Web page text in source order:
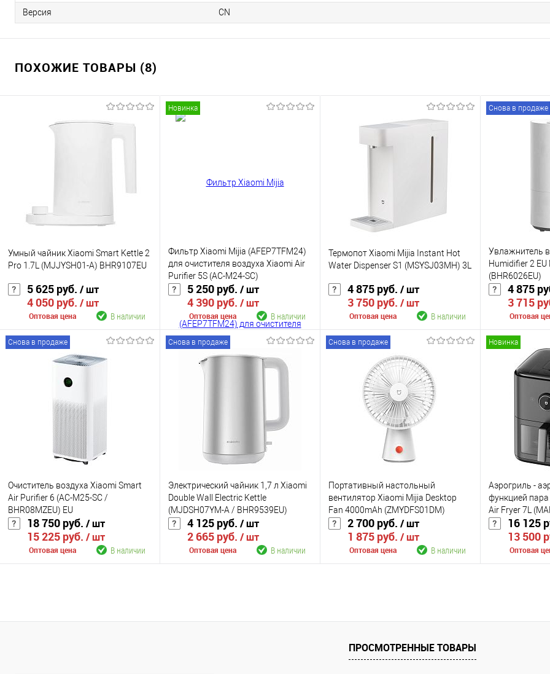
Версия CN
ПОХОЖИЕ ТОВАРЫ (8)
Умный чайник Xiaomi Smart Kettle 2
Pro 1.7L (MJJYSH01-A) BHR9107EU
5 625 руб. / шт
4 050 руб. / шт
Оптовая цена В наличии
В корзину
К сравнению
В избранное
В наличии
Новинка
Фильтр Xiaomi Mijia (AFEP7TFM24)
для очистителя воздуха Xiaomi Air
Purifier 5S (AC-M24-SC)
5 250 руб. / шт
4 390 руб. / шт
Оптовая цена В наличии
В корзину
Термопот Xiaomi Mijia Instant Hot
Water Dispenser S1 (MSYSJ03MH) 3L
4 875 руб. / шт
3 750 руб. / шт
Оптовая цена В наличии
В корзину
К сравнению
В избранное
В наличии
Снова в продаже
Увлажнитель
Humidifier 2 EU
(BHR6026EU)
4 875
3 715
Оптовая
К сравнению
В избранное
Снова в продаже
Очиститель воздуха Xiaomi Smart
Air Purifier 6 (AC-M25-SC /
BHR08MZEU) EU
18 750 руб. / шт
15 225 руб. / шт
Оптовая цена В наличии
Снова в продаже
Электрический чайник 1,7 л Xiaomi
Double Wall Electric Kettle
(MJDSH07YM-A / BHR9539EU)
4 125 руб. / шт
2 665 руб. / шт
Оптовая цена В наличии
Снова в продаже
Портативный настольный
вентилятор Xiaomi Mijia Desktop
Fan 4000mAh (ZMYDFS01DM)
2 700 руб. / шт
1 875 руб. / шт
Оптовая цена В наличии
Новинка
Аэрогриль -
функцией
Air Fryer 7L
16 125
13 500
Оптовая
ПРОСМОТРЕННЫЕ ТОВАРЫ